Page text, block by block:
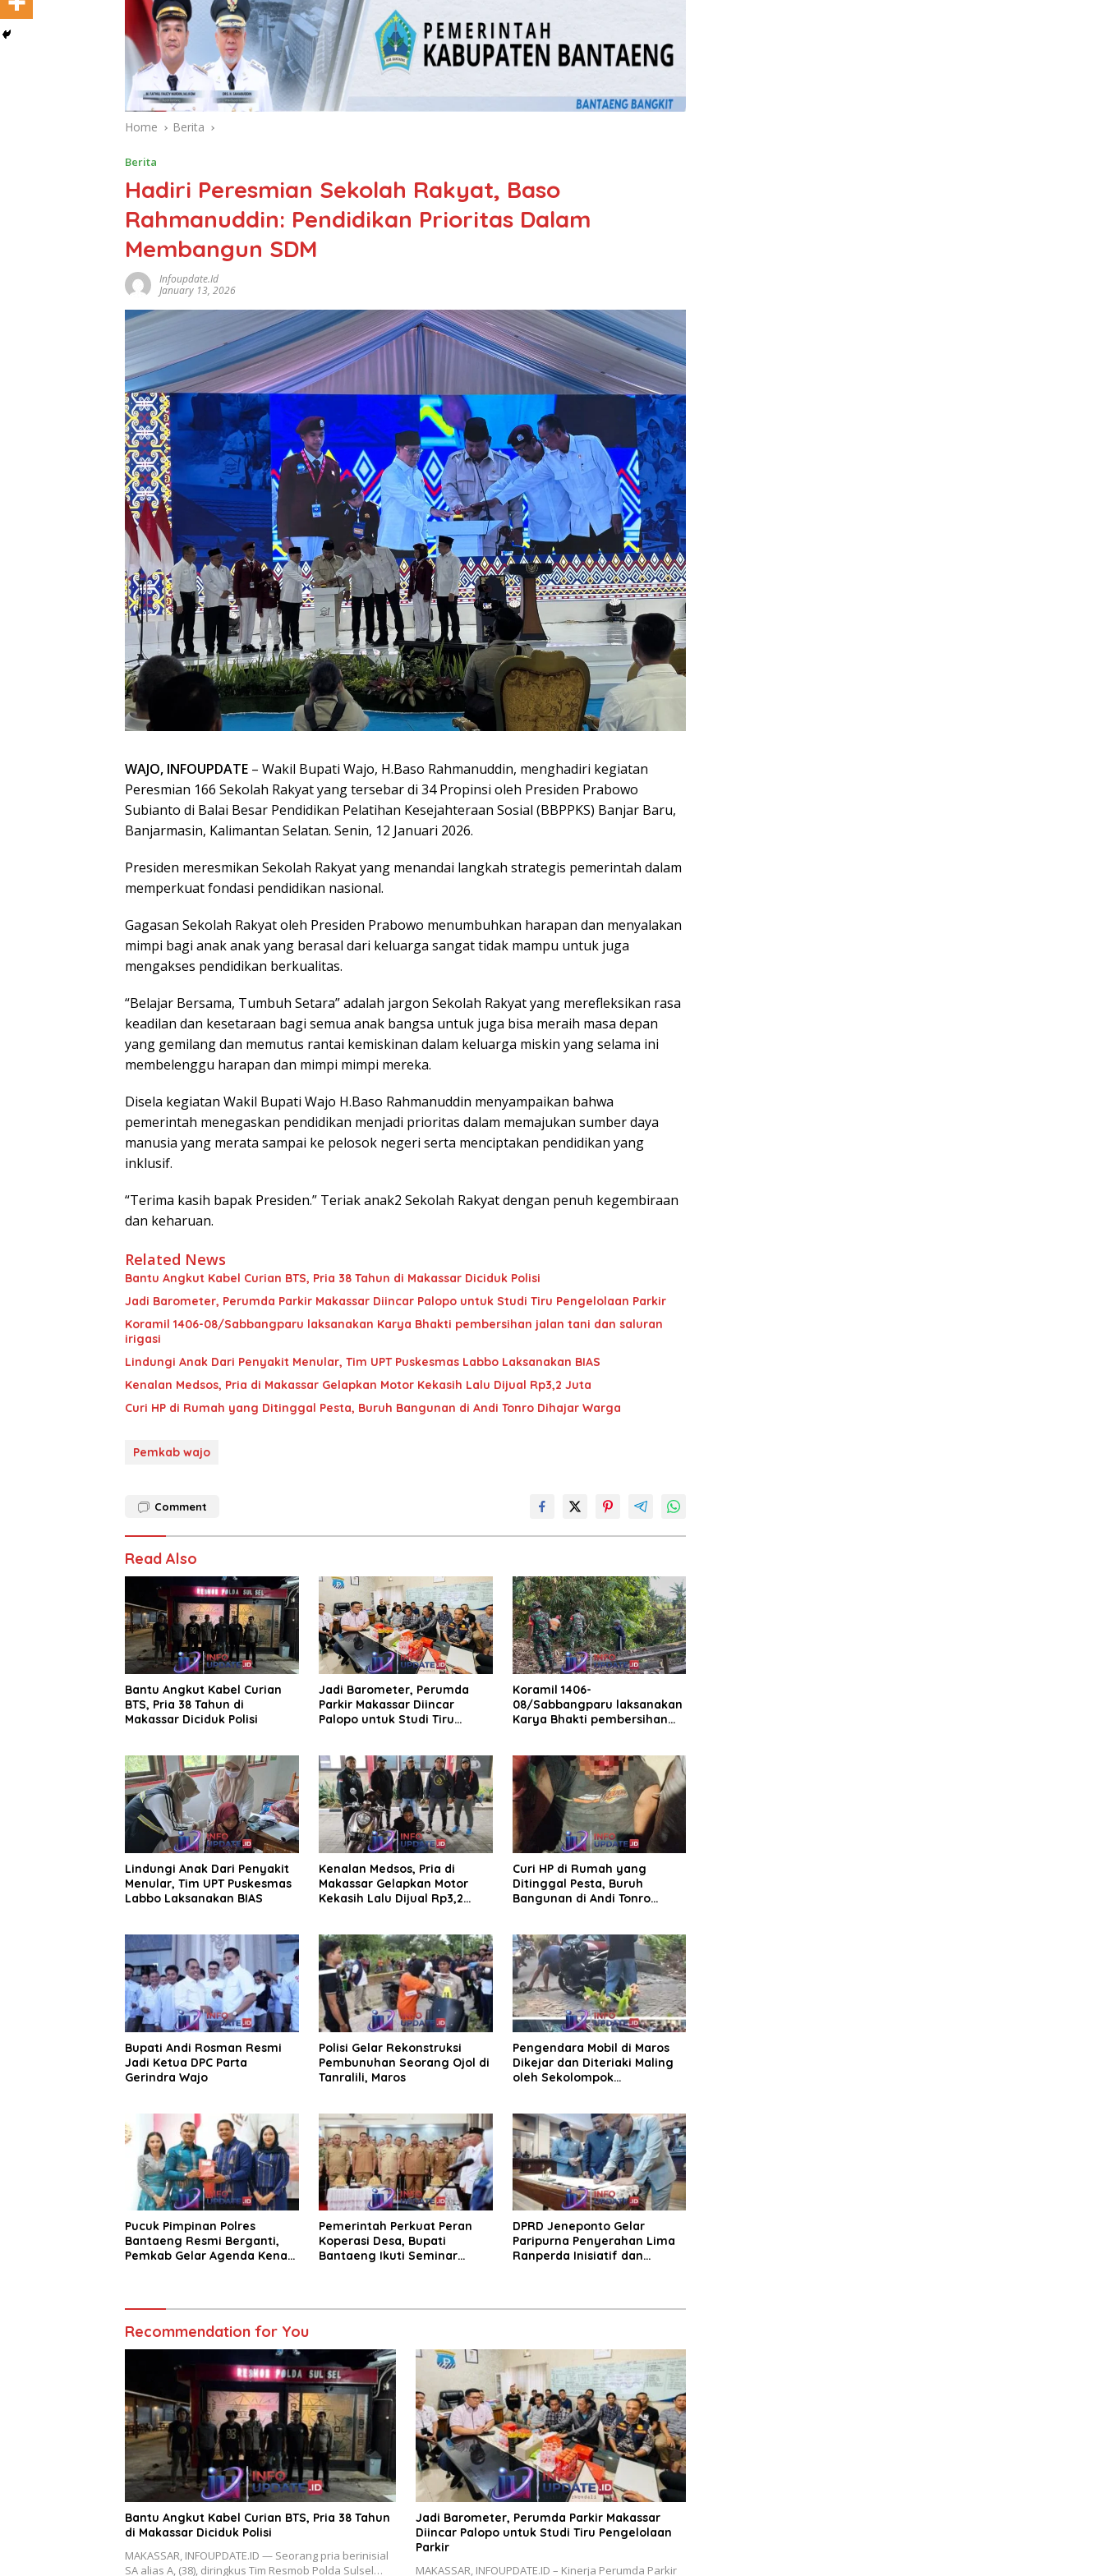
Home Berita
Berita
Hadiri Peresmian Sekolah Rakyat, Baso
Rahmanuddin: Pendidikan Prioritas Dalam
Membangun SDM
Infoupdate.id
January 13, 2026
WAJO, INFOUPDATE – Wakil Bupati Wajo, H.Baso Rahmanuddin, menghadiri kegiatan
Peresmian 166 Sekolah Rakyat yang tersebar di 34 Propinsi oleh Presiden Prabowo
Subianto di Balai Besar Pendidikan Pelatihan Kesejahteraan Sosial (BBPPKS) Banjar Baru,
Banjarmasin, Kalimantan Selatan. Senin, 12 Januari 2026.
Presiden meresmikan Sekolah Rakyat yang menandai langkah strategis pemerintah dalam
memperkuat fondasi pendidikan nasional.
Gagasan Sekolah Rakyat oleh Presiden Prabowo menumbuhkan harapan dan menyalakan
mimpi bagi anak anak yang berasal dari keluarga sangat tidak mampu untuk juga
mengakses pendidikan berkualitas.
“Belajar Bersama, Tumbuh Setara” adalah jargon Sekolah Rakyat yang merefleksikan rasa
keadilan dan kesetaraan bagi semua anak bangsa untuk juga bisa meraih masa depan
yang gemilang dan memutus rantai kemiskinan dalam keluarga miskin yang selama ini
membelenggu harapan dan mimpi mimpi mereka.
Disela kegiatan Wakil Bupati Wajo H.Baso Rahmanuddin menyampaikan bahwa
pemerintah menegaskan pendidikan menjadi prioritas dalam memajukan sumber daya
manusia yang merata sampai ke pelosok negeri serta menciptakan pendidikan yang
inklusif.
“Terima kasih bapak Presiden.” Teriak anak2 Sekolah Rakyat dengan penuh kegembiraan
dan keharuan.
Related News
Bantu Angkut Kabel Curian BTS, Pria 38 Tahun di Makassar Diciduk Polisi
Jadi Barometer, Perumda Parkir Makassar Diincar Palopo untuk Studi Tiru Pengelolaan Parkir
Koramil 1406-08/Sabbangparu laksanakan Karya Bhakti pembersihan jalan tani dan saluran
irigasi
Lindungi Anak Dari Penyakit Menular, Tim UPT Puskesmas Labbo Laksanakan BIAS
Kenalan Medsos, Pria di Makassar Gelapkan Motor Kekasih Lalu Dijual Rp3,2 Juta
Curi HP di Rumah yang Ditinggal Pesta, Buruh Bangunan di Andi Tonro Dihajar Warga
Pemkab wajo
Comment
Read Also
Bantu Angkut Kabel Curian
BTS, Pria 38 Tahun di
Makassar Diciduk Polisi
Jadi Barometer, Perumda
Parkir Makassar Diincar
Palopo untuk Studi Tiru
Koramil 1406-
08/Sabbangparu laksanakan
Karya Bhakti pembersihan
Lindungi Anak Dari Penyakit
Menular, Tim UPT Puskesmas
Labbo Laksanakan BIAS
Kenalan Medsos, Pria di
Makassar Gelapkan Motor
Kekasih Lalu Dijual Rp3,2
Curi HP di Rumah yang
Ditinggal Pesta, Buruh
Bangunan di Andi Tonro
Bupati Andi Rosman Resmi
Jadi Ketua DPC Parta
Gerindra Wajo
Polisi Gelar Rekonstruksi
Pembunuhan Seorang Ojol di
Tanralili, Maros
Pengendara Mobil di Maros
Dikejar dan Diteriaki Maling
oleh Sekolompok
Pucuk Pimpinan Polres
Bantaeng Resmi Berganti,
Pemkab Gelar Agenda Kenal
Pemerintah Perkuat Peran
Koperasi Desa, Bupati
Bantaeng Ikuti Seminar
DPRD Jeneponto Gelar
Paripurna Penyerahan Lima
Ranperda Inisiatif dan
Recommendation for You
Bantu Angkut Kabel Curian BTS, Pria 38 Tahun
di Makassar Diciduk Polisi
MAKASSAR, INFOUPDATE.ID — Seorang pria berinisial
SA alias A, (38), diringkus Tim Resmob Polda Sulsel…
Jadi Barometer, Perumda Parkir Makassar
Diincar Palopo untuk Studi Tiru Pengelolaan
Parkir
MAKASSAR, INFOUPDATE.ID – Kinerja Perumda Parkir